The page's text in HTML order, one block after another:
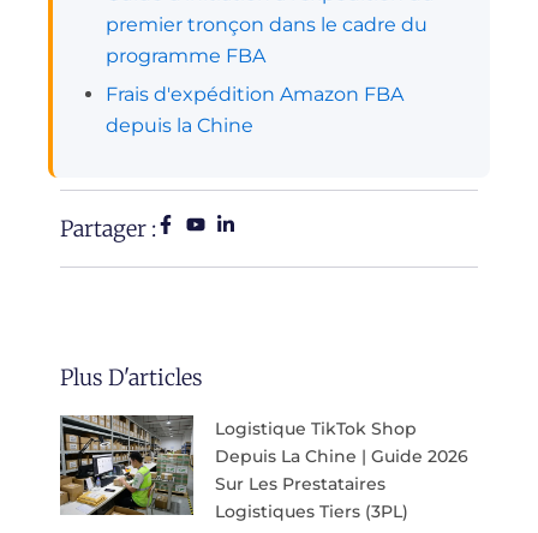
premier tronçon dans le cadre du
programme FBA
Frais d'expédition Amazon FBA
depuis la Chine
Partager :
Plus D'articles
Logistique TikTok Shop
Depuis La Chine | Guide 2026
Sur Les Prestataires
Logistiques Tiers (3PL)